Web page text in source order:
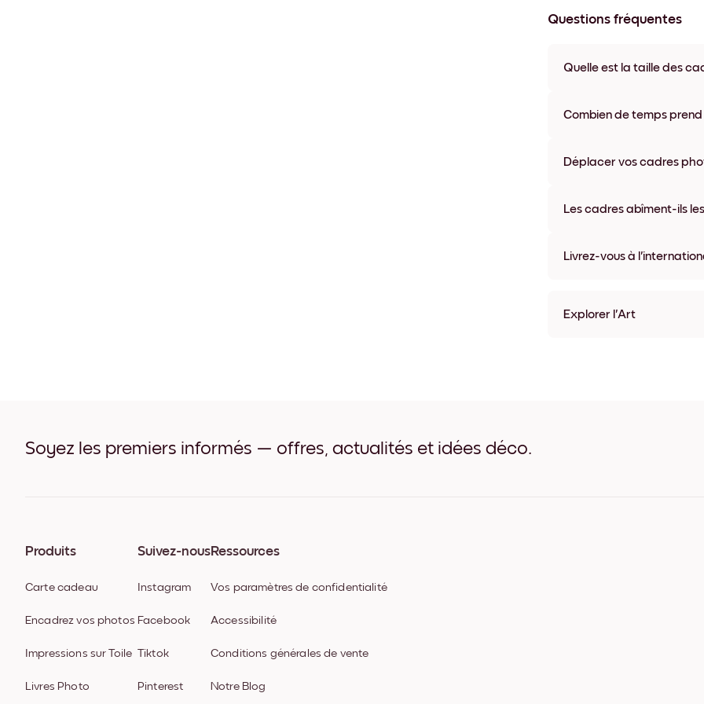
Questions fréquentes
Quelle est la taille des
coloris disponibles, y compris
Combien de temps prend
semaine. Livraison express
Déplacer vos cadres
abîmer vos murs.
Les cadres abîment-ils
Livrez-vous à
Explorer l'Art
Soyez les premiers informés — offres, actualités et idées déco.
Produits
Carte cadeau
Encadrez vos photos
Impressions sur Toile
Livres Photo
Suivez-nous
Instagram
Facebook
Tiktok
Pinterest
Ressources
Vos paramètres de confidentialité
Accessibilité
Conditions générales de vente
Notre Blog